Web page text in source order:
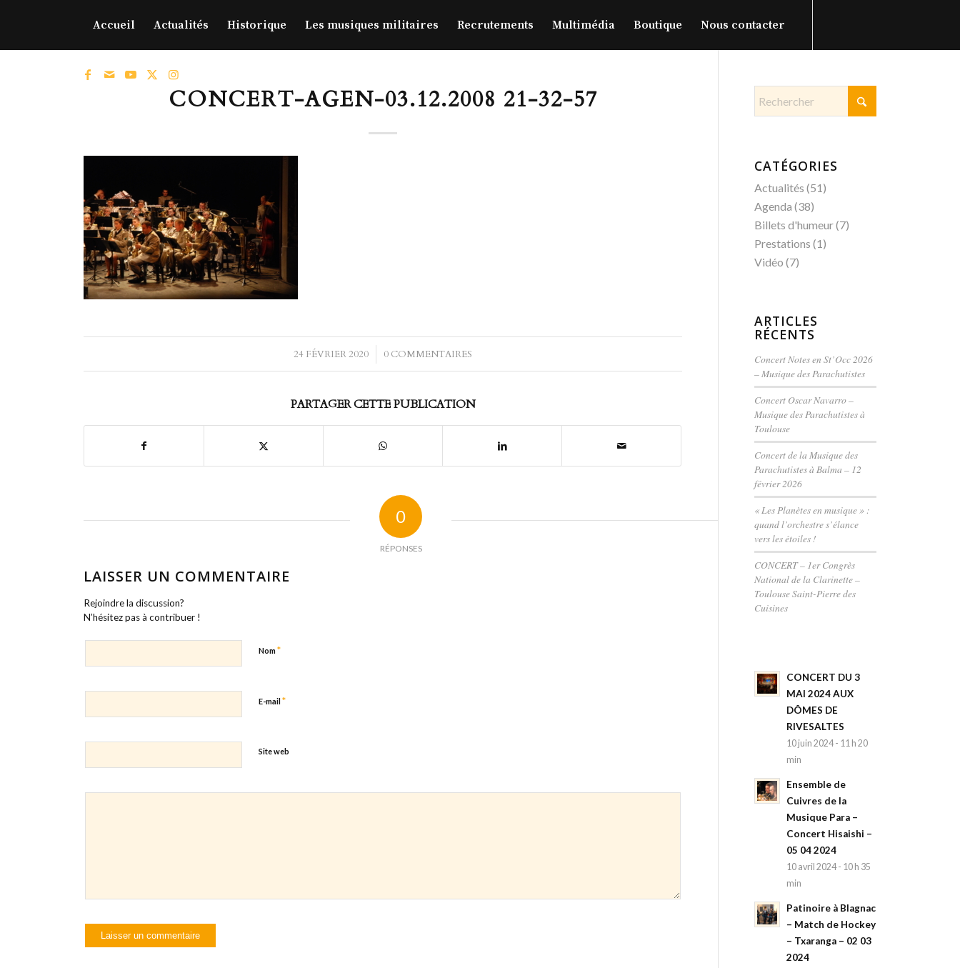
Accueil Actualités Historique Les musiques militaires Recrutements Multimédia Boutique Nous contacter
CONCERT-AGEN-03.12.2008 21-32-57
24 FÉVRIER 2020
/ 0 COMMENTAIRES
PARTAGER CETTE PUBLICATION
0
RÉPONSES
LAISSER UN COMMENTAIRE
Rejoindre la discussion?
N’hésitez pas à contribuer !
Nom*
E-mail*
Site web
CATÉGORIES
Actualités (51)
Agenda (38)
Billets d'humeur(7)
Prestations (1)
Vidéo (7)
ARTICLES
RÉCENTS
Concert Notes en St’Occ 2026
– Musique des Parachutistes
Concert Oscar Navarro –
Musique des Parachutistes à
Toulouse
Concert de la Musique des
Parachutistes à Balma – 12
février 2026
« Les Planètes en musique » :
quand l’orchestre s’élance
vers les étoiles !
CONCERT – 1er Congrès
National de la Clarinette –
Toulouse Saint-Pierre des
Cuisines
CONCERT DU 3
MAI 2024 AUX
DÔMES DE
RIVESALTES
10 juin 2024 - 11 h 20
min
Ensemble de
Cuivres de la
Musique Para –
Concert Hisaishi –
05 04 2024
10 avril 2024 - 10 h 35
min
Patinoire à Blagnac
– Match de Hockey
– Txaranga – 02 03
2024